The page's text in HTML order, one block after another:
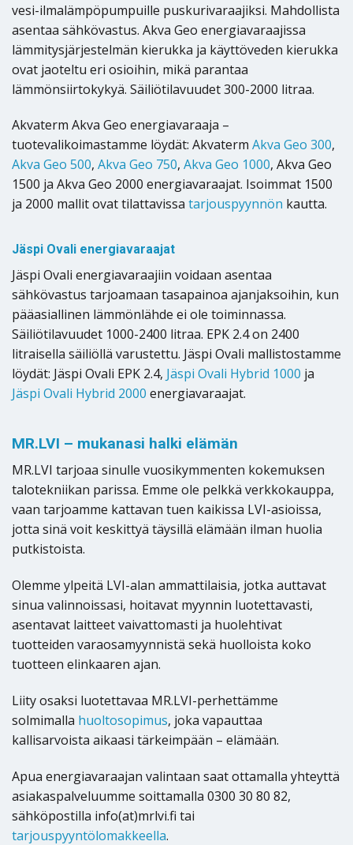
vesi-ilmalämpöpumpuille puskurivaraajiksi. Mahdollista
asentaa sähkövastus. Akva Geo energiavaraajissa
lämmitysjärjestelmän kierukka ja käyttöveden kierukka
ovat jaoteltu eri osioihin, mikä parantaa
lämmönsiirtokykyä. Säiliötilavuudet 300-2000 litraa.
Akvaterm Akva Geo energiavaraaja –
tuotevalikoimastamme löydät: Akvaterm Akva Geo 300,
Akva Geo 500, Akva Geo 750, Akva Geo 1000, Akva Geo
1500 ja Akva Geo 2000 energiavaraajat. Isoimmat 1500
ja 2000 mallit ovat tilattavissa tarjouspyynnön kautta.
Jäspi Ovali energiavaraajat
Jäspi Ovali energiavaraajiin voidaan asentaa
sähkövastus tarjoamaan tasapainoa ajanjaksoihin, kun
pääasiallinen lämmönlähde ei ole toiminnassa.
Säiliötilavuudet 1000-2400 litraa. EPK 2.4 on 2400
litraisella säiliöllä varustettu. Jäspi Ovali mallistostamme
löydät: Jäspi Ovali EPK 2.4, Jäspi Ovali Hybrid 1000 ja
Jäspi Ovali Hybrid 2000 energiavaraajat.
MR.LVI – mukanasi halki elämän
MR.LVI tarjoaa sinulle vuosikymmenten kokemuksen
talotekniikan parissa. Emme ole pelkkä verkkokauppa,
vaan tarjoamme kattavan tuen kaikissa LVI-asioissa,
jotta sinä voit keskittyä täysillä elämään ilman huolia
putkistoista.
Olemme ylpeitä LVI-alan ammattilaisia, jotka auttavat
sinua valinnoissasi, hoitavat myynnin luotettavasti,
asentavat laitteet vaivattomasti ja huolehtivat
tuotteiden varaosamyynnistä sekä huolloista koko
tuotteen elinkaaren ajan.
Liity osaksi luotettavaa MR.LVI-perhettämme
solmimalla huoltosopimus, joka vapauttaa
kallisarvoista aikaasi tärkeimpään – elämään.
Apua energiavaraajan valintaan saat ottamalla yhteyttä
asiakaspalveluumme soittamalla 0300 30 80 82,
sähköpostilla info(at)mrlvi.fi tai
tarjouspyyntölomakkeella.